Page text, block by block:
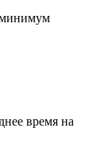
время на